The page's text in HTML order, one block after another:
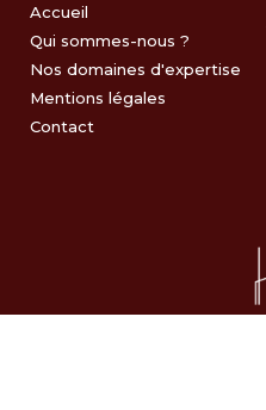
Accueil
Qui sommes-nous ?
Nos domaines d'expertise
Mentions légales
Contact